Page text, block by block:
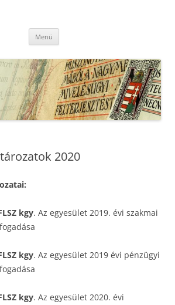
Menü
2020
kgy. Az egyesület 2019. évi szakmai
kgy. Az egyesület 2019 évi pénzügyi
kgy. Az egyesület 2020. évi